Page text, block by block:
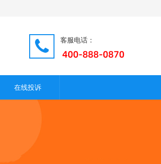
客服电话：
在线投诉